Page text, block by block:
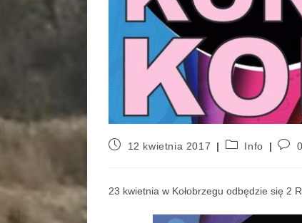
12 kwietnia 2017 Info
23 kwietnia w Kołobrzegu odbędzie się 2